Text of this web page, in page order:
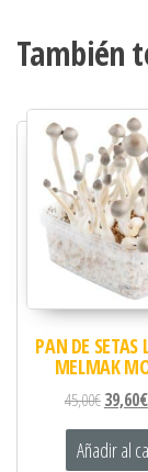
También
PAN DE SETAS
MELMAK
45,00€39,60€
Añadir al